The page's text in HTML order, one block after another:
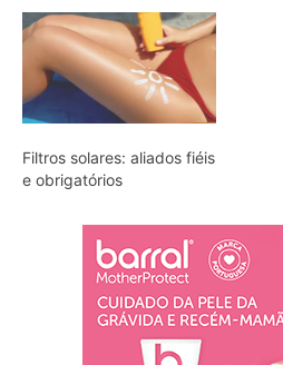
Filtros solares: aliados fiéis
e obrigatórios